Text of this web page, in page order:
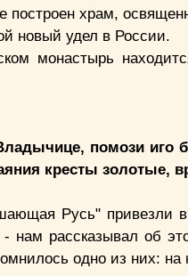
построен храм,
новый удел в России.
монастырь
помози иго
кресты золотые,
Русь" привезли
нам рассказывал об
одно из них: